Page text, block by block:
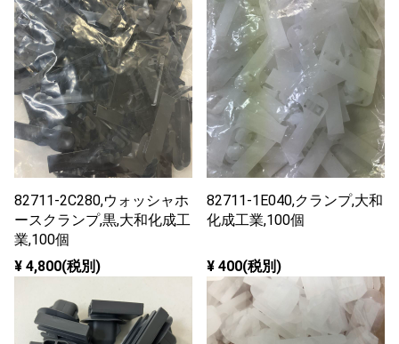
82711-2C280,ウォッシャホ
ースクランプ,黒,大和化成工
業,100個
¥ 4,800(税別)
82711-1E040,クランプ,大和
化成工業,100個
¥ 400(税別)